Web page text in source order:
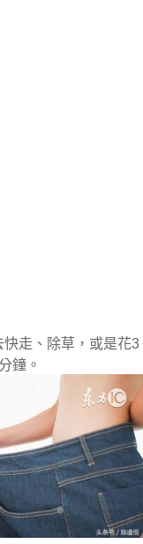
走、除草，或是花3
鐘。